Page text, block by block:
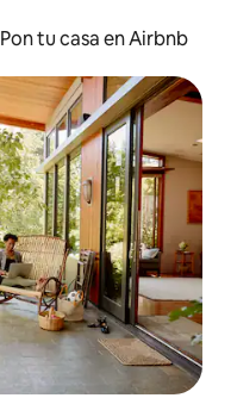
Pon tu casa en Airbnb